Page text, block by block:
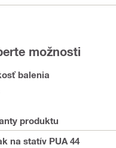
možnosti
balenia
produktu
na statív PUA 44